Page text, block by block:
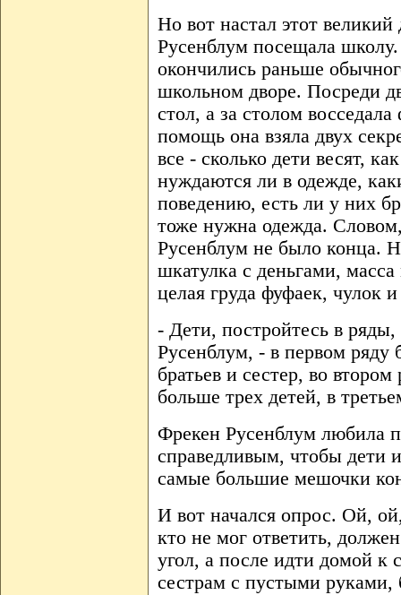
Но вот настал этот великий
Русенблум посещала
окончились раньше
школьном дворе. Посреди
стол, а за столом
помощь она взяла двух
все - сколько дети весят,
нуждаются ли в одежде,
поведению, есть ли у них
тоже нужна одежда.
Русенблум не было конца.
шкатулка с деньгами,
целая груда фуфаек, чулок
- Дети, постройтесь в
Русенблум, - в первом ряду
братьев и сестер, во
больше трех детей, в
Фрекен Русенблум любила
справедливым, чтобы дети
самые большие мешочки
И вот начался опрос. Ой,
кто не мог ответить,
угол, а после идти домой к
сестрам с пустыми руками,